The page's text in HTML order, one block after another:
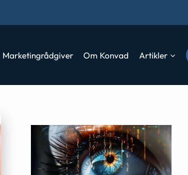
Marketingrådgiver Om Konvad Artikler